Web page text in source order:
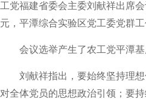
工党福建省委会主委刘献祥出席
元，平潭综合实验区党工委党群
会议选举产生了农工党平潭
刘献祥指出，要始终坚持理
对全体党员的思想政治引领；要